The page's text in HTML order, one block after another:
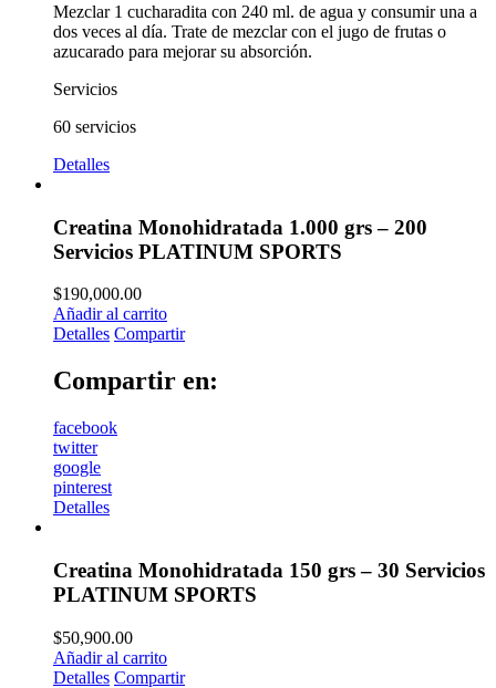
Mezclar 1 cucharadita con 240 ml. de agua y consumir una a
dos veces al día. Trate de mezclar con el jugo de frutas o
azucarado para mejorar su absorción.
Servicios
60 servicios
Detalles
Creatina Monohidratada 1.000 grs – 200
Servicios PLATINUM SPORTS
$190,000.00
Añadir al carrito
Detalles Compartir
Compartir en:
facebook
twitter
google
pinterest
Detalles
Creatina Monohidratada 150 grs – 30 Servicios
PLATINUM SPORTS
$50,900.00
Añadir al carrito
Detalles Compartir